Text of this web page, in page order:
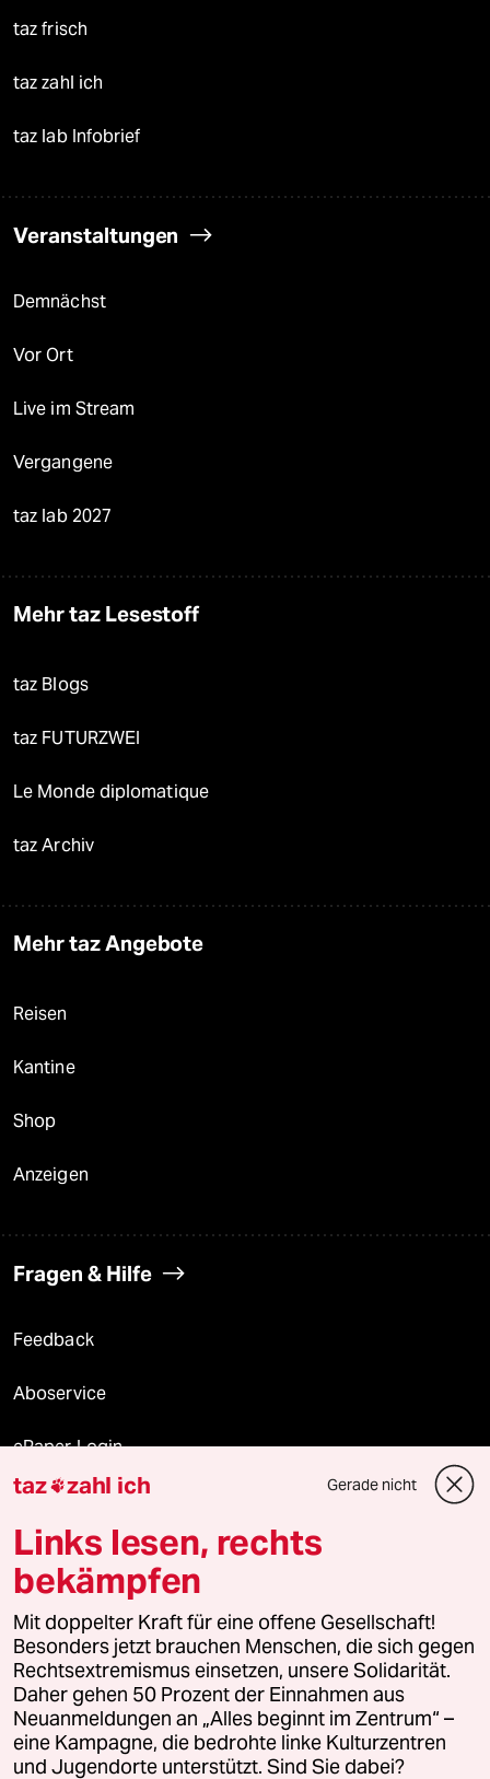
taz frisch
taz zahl ich
taz lab Infobrief
Veranstaltungen
Demnächst
Vor Ort
Live im Stream
Vergangene
taz lab 2027
Mehr taz Lesestoff
taz Blogs
taz FUTURZWEI
Le Monde diplomatique
taz Archiv
Mehr taz Angebote
Reisen
Kantine
Shop
Anzeigen
Fragen & Hilfe
Feedback
Aboservice
ePaper Login
Downloads für Abonnierende
© 2026 taz Verlags und Vertriebs GmbH
Alle Rechte vorbehalten. Bei rechtlichen Fragen oder für Genehmigungen
wenden Sie sich bitte an lizenzen@taz.de
Feedback Redaktionsstatut Kommune-Richtlinien
Leitlinie Informant Datenschutz Impressum AGB
taz zahl ich Gerade nicht
Links lesen, rechts
bekämpfen
Mit doppelter Kraft für eine offene Gesellschaft!
Besonders jetzt brauchen Menschen, die sich gegen
Rechtsextremismus einsetzen, unsere Solidarität.
Daher gehen 50 Prozent der Einnahmen aus
Neuanmeldungen an „Alles beginnt im Zentrum“ –
eine Kampagne, die bedrohte linke Kulturzentren
und Jugendorte unterstützt. Sind Sie dabei?